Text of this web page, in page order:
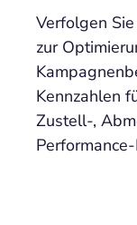
Verfolgen
zur
Kennzahlen
Zustell-,